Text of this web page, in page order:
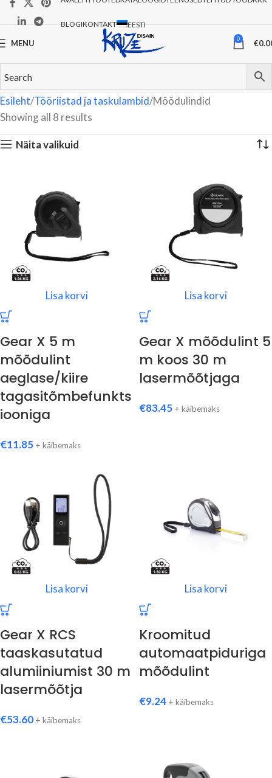
BLOGIKONTAKT EESTI
MENU 0 €
Esileht Tööriistad ja taskulambid Mõõdulindid
Showing all 8 results
Näita valikuid
Lisa korvi
Gear X 5 m
mõõdulint
aeglase/kiire
tagasitõmbefunkts
iooniga
€11.85 + käibemaks
Lisa korvi
Gear X mõõdulint 5
m koos 30 m
lasermõõtjaga
€83.45 + käibemaks
Lisa korvi
Gear X RCS
taaskasutatud
alumiiniumist 30 m
lasermõõtja
€53.60 + käibemaks
Lisa korvi
Kroomitud
automaatpiduriga
mõõdulint
€9.24 + käibemaks